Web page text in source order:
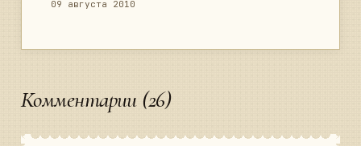
09 августа 2010
Комментарии (26)